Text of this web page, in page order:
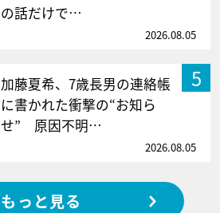
の話だけで…
2026.08.05
5
加藤夏希、7歳長男の連絡帳
に書かれた衝撃の“お知ら
せ” 原因不明…
2026.08.05
もっと見る